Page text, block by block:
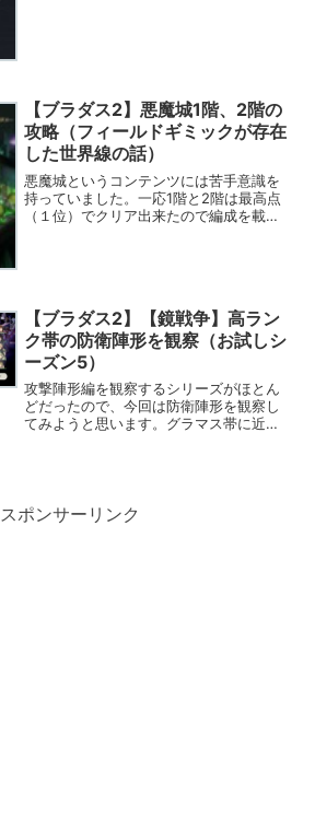
【ブラダス2】悪魔城1階、2階の
攻略（フィールドギミックが存在
した世界線の話）
悪魔城というコンテンツには苦手意識を
持っていました。一応1階と2階は最高点
（１位）でクリア出来たので編成を載せ
【ブラダス2】【鏡戦争】高ラン
ク帯の防衛陣形を観察（お試しシ
ーズン5）
攻撃陣形編を観察するシリーズがほとん
どだったので、今回は防衛陣形を観察し
てみようと思います。グラマス帯に近く
スポンサーリンク